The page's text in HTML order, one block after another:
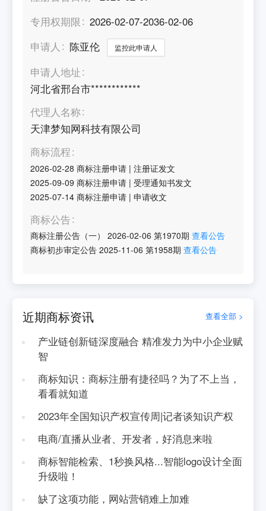
专用权期限
2026-02-07-2036-02-06
申请人
陈亚伦 监控此申请人
申请人地址
河北省邢台市************
代理人名称
天津梦知网科技有限公司
商标流程
2026-02-28 商标注册申请 |注册证发文
2025-09-09 商标注册申请 |受理通知书发文
2025-07-14 商标注册申请 |申请收文
商标公告
商标注册公告（一） 2026-02-06 第1970期 查看公告
商标初步审定公告 2025-11-06 第1958期 查看公告
近期商标资讯 查看全部 >
产业链创新链深度融合 精准发力为中小企业赋
智
商标知识：商标注册有捷径吗？为了不上当，
看看就知道
2023年全国知识产权宣传周|记者谈知识产权
电商/直播从业者、开发者，好消息来啦
商标智能检索、1秒换风格...智能logo设计全面
升级啦！
缺了这项功能，网站营销难上加难